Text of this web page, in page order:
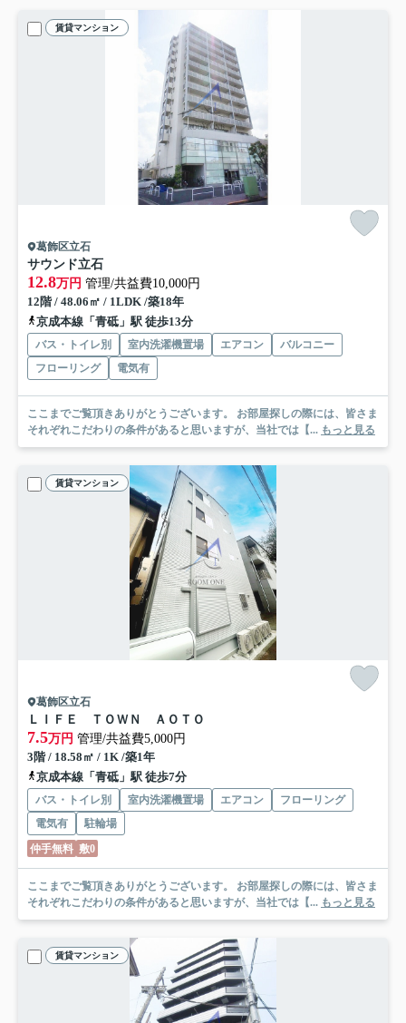
賃貸マンション
葛飾区立石
サウンド立石
12.8万円 管理/共益費10,000円
12階 / 48.06㎡ / 1LDK /築18年
京成本線「青砥」駅 徒歩13分
バス・トイレ別 室内洗濯機置場 エアコン
バルコニー
フローリング
電気有
ここまでご覧頂きありがとうございます。 お部屋探しの際には、皆さま
それぞれこだわりの条件があると思いますが、当社では【... もっと見る
賃貸マンション
葛飾区立石
ＬＩＦＥ ＴＯＷＮ ＡＯＴＯ
7.5万円 管理/共益費5,000円
3階 / 18.58㎡ / 1K /築1年
京成本線「青砥」駅 徒歩7分
バス・トイレ別 室内洗濯機置場 エアコン
フローリング
電気有
駐輪場
仲手無料 敷0
ここまでご覧頂きありがとうございます。 お部屋探しの際には、皆さま
それぞれこだわりの条件があると思いますが、当社では【... もっと見る
賃貸マンション